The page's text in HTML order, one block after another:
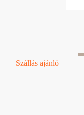
Szállás ajánló